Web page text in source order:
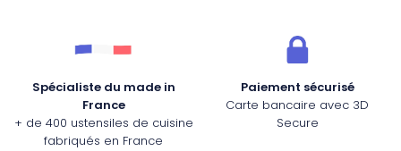
Spécialiste du made in
France
+ de 400 ustensiles de cuisine
fabriqués en France
Paiement sécurisé
Carte bancaire avec 3D
Secure